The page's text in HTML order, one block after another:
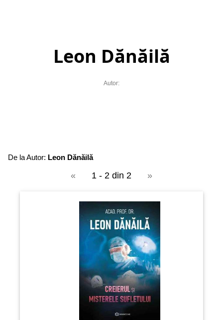
Leon Dănăilă
Autor:
De la Autor: Leon Dănăilă
« 1 - 2 din 2 »